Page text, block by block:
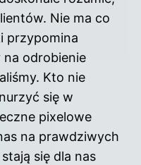
Nie ma co
przypomina
na odrobienie
Kto nie
się w
pixelowe
na prawdziwych
się dla nas